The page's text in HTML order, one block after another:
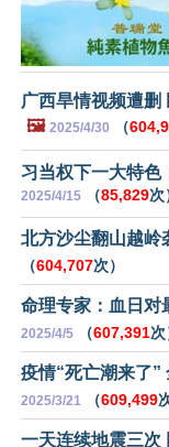
广西旱情视频遭删
🖼️ 2025/4/30 （
习当权下一大特色
2025/4/15 （85,829次
北方沙尘翻山越岭
（604,707次）
命理专家：血日对
2025/4/5 （607,391次
疫情“死亡潮来了”
2025/3/21 （609,499
一天连续地震三次